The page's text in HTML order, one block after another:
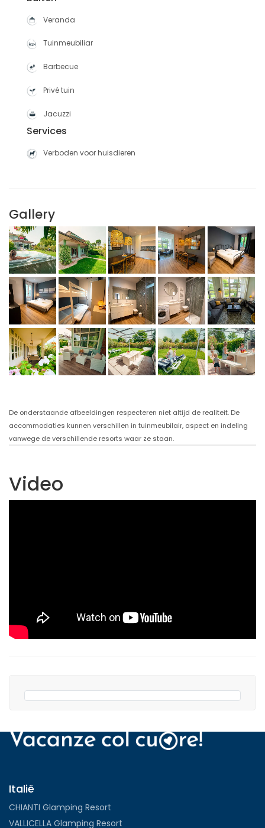
Veranda
Tuinmeubiliar
Barbecue
Privé tuin
Jacuzzi
Services
Verboden voor huisdieren
Gallery
De onderstaande afbeeldingen respecteren niet altijd de realiteit. De
accommodaties kunnen verschillen in tuinmeubilair, aspect en indeling
vanwege de verschillende resorts waar ze staan.
Video
Italië
CHIANTI Glamping Resort
VALLICELLA Glamping Resort